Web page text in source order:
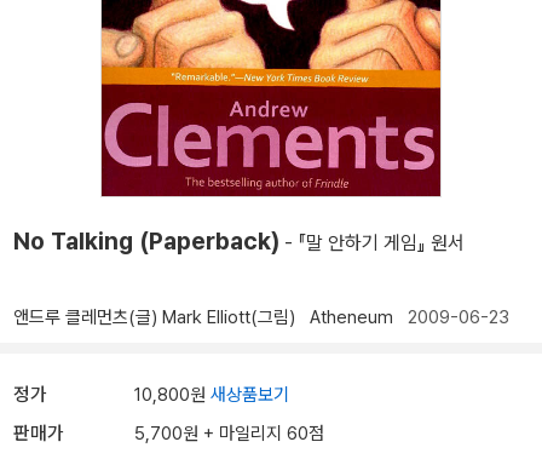
No Talking (Paperback) - 『말 안하기 게임』 원서
앤드루 클레먼츠(글) Mark Elliott(그림) Atheneum 2009-06-23
정가 10,800원 새상품보기
판매가 5,700원 + 마일리지 60점